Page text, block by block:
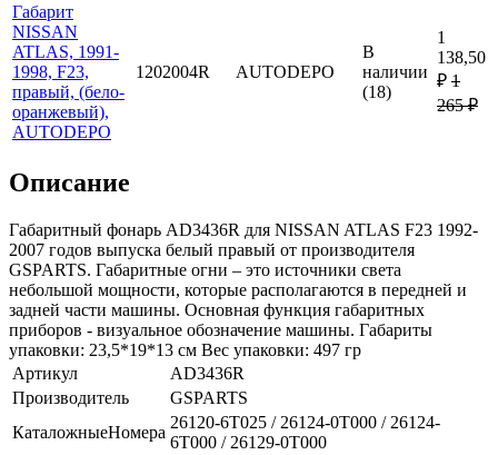
Габарит
NISSAN
ATLAS, 1991-
1998, F23,
правый, (бело-
оранжевый),
AUTODEPO
1202004R AUTODEPO
В
наличии
(18)
1
138,50
₽ 1
265 ₽
Описание
Габаритный фонарь AD3436R для NISSAN ATLAS F23 1992-
2007 годов выпуска белый правый от производителя
GSPARTS. Габаритные огни – это источники света
небольшой мощности, которые располагаются в передней и
задней части машины. Основная функция габаритных
приборов - визуальное обозначение машины. Габариты
упаковки: 23,5*19*13 см Вес упаковки: 497 гр
Артикул
AD3436R
Производитель
GSPARTS
КаталожныеНомера
26120-6T025 / 26124-0T000 / 26124-
6T000 / 26129-0T000